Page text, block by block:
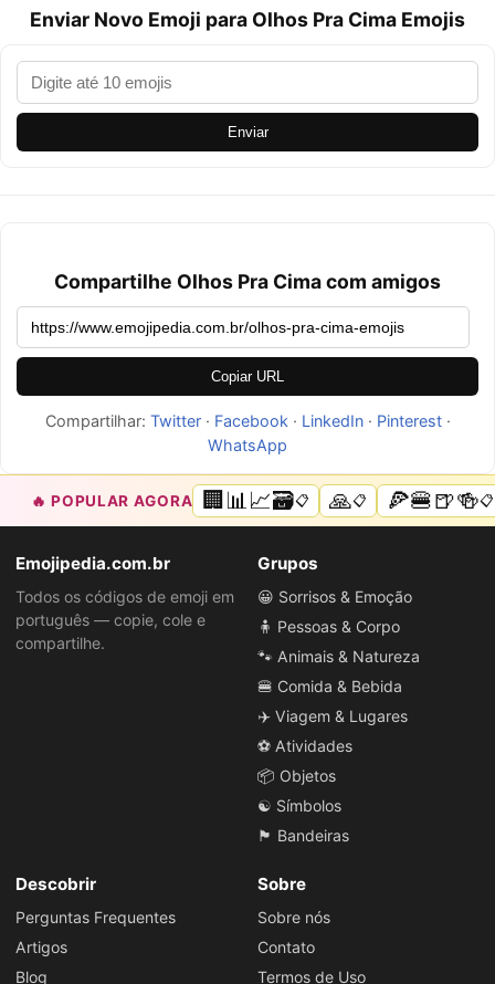
Enviar Novo Emoji para Olhos Pra Cima Emojis
Enviar
Compartilhe Olhos Pra Cima com amigos
Copiar URL
Compartilhar: Twitter· Facebook · LinkedIn· Pinterest·
WhatsApp
🔥 POPULAR AGORA 🏢📊📈🗃️📋 🙏📋 🍕🍔🍺🍻📋
Emojipedia.com.br
Todos os códigos de emoji em
português — copie, cole e
compartilhe.
Grupos
😀 Sorrisos & Emoção
🧍 Pessoas & Corpo
🐾 Animais & Natureza
🍔 Comida & Bebida
✈️ Viagem & Lugares
⚽ Atividades
📦 Objetos
☯️ Símbolos
🏴 Bandeiras
Descobrir
Perguntas Frequentes
Artigos
Blog
Sobre
Sobre nós
Contato
Termos de Uso